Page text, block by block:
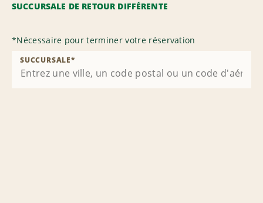
SUCCURSALE DE RETOUR DIFFÉRENTE
*Nécessaire pour terminer votre réservation
SUCCURSALE*